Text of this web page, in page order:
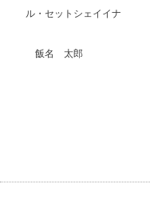
ル・セットシェイイナ
飯名 太郎